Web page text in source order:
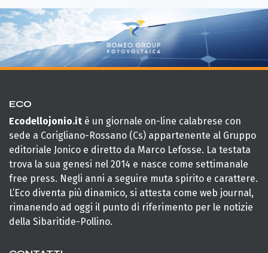
ECO
Ecodellojonio.it è un giornale on-line calabrese con
sede a Corigliano-Rossano (Cs) appartenente al Gruppo
editoriale Jonico e diretto da Marco Lefosse. La testata
trova la sua genesi nel 2014 e nasce come settimanale
free press. Negli anni a seguire muta spirito e carattere.
L’Eco diventa più dinamico, si attesta come web journal,
rimanendo ad oggi il punto di riferimento per le notizie
della Sibaritide-Pollino.